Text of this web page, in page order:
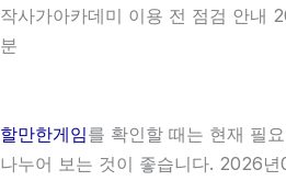
작사가아카데미 이용 전 점검 안내
분
할만한게임를 확인할 때는 현재 필
나누어 보는 것이 좋습니다. 2026